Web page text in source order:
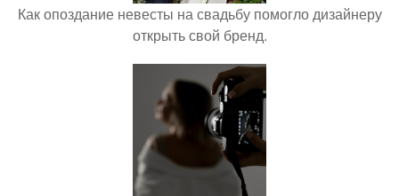
Как опоздание невесты на свадьбу помогло дизайнеру
открыть свой бренд.